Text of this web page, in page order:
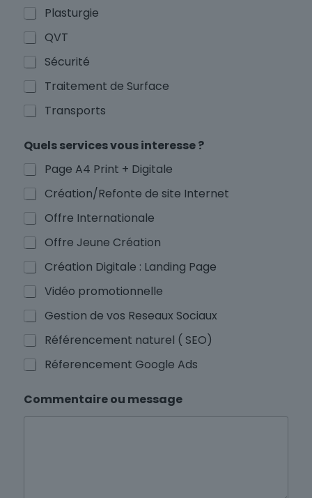
Plasturgie
QVT
Sécurité
Traitement de Surface
Transports
Quels services vous interesse ?
Page A4 Print + Digitale
Création/Refonte de site Internet
Offre Internationale
Offre Jeune Création
Création Digitale : Landing Page
Vidéo promotionnelle
Gestion de vos Reseaux Sociaux
Référencement naturel ( SEO)
Réferencement Google Ads
Commentaire ou message